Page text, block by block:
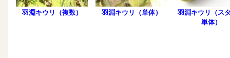
羽淵キウリ（複数） 羽淵キウリ（単体）
羽淵キウリ（ス
単体）